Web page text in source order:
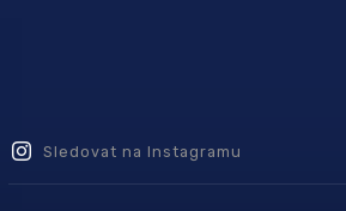
Sledovat na Instagramu